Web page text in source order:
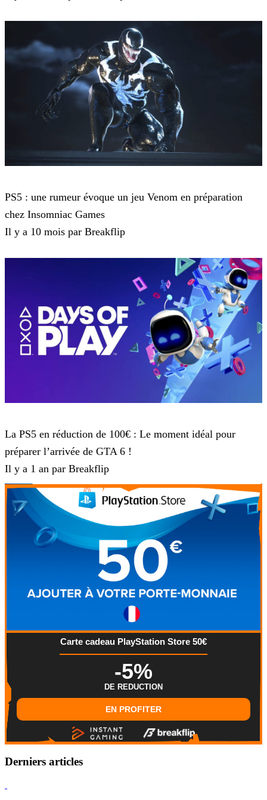
PS5 : une rumeur évoque un jeu Venom en préparation
chez Insomniac Games
Il y a 10 mois par Breakflip
La PS5 en réduction de 100€ : Le moment idéal pour
préparer l’arrivée de GTA 6 !
Il y a 1 an par Breakflip
Carte cadeau PlayStation Store 50€
-5%
DE REDUCTION
EN PROFITER
Derniers articles